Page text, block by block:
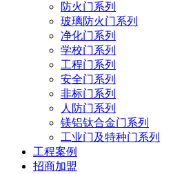
防火门系列
玻璃防火门系列
净化门系列
学校门系列
工程门系列
安全门系列
非标门系列
人防门系列
镁铝钛合金门系列
工业门及特种门系列
工程案例
招商加盟